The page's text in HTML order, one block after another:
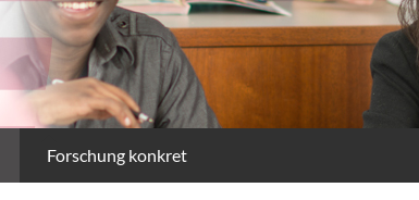
Forschung konkret